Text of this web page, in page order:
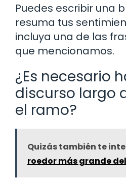
Puedes escribir una
resuma tus
incluya una de las
que mencionamos.
¿Es necesario
discurso largo
el ramo?
Quizás también te
roedor más grande